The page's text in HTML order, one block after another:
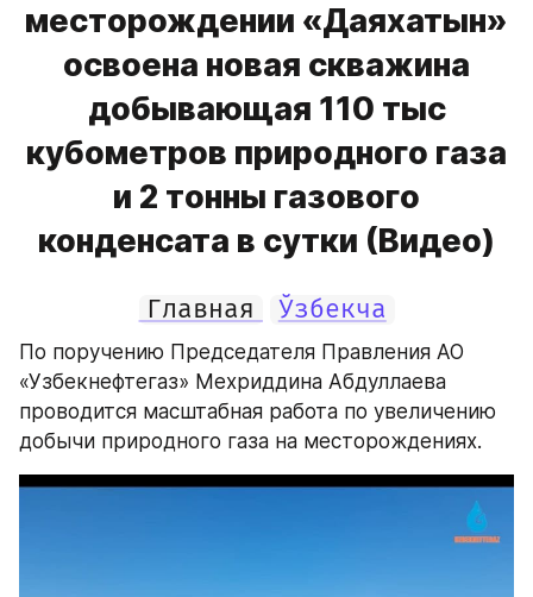
месторождении «Даяхатын»
освоена новая скважина
добывающая 110 тыс
кубометров природного газа
и 2 тонны газового
конденсата в сутки (Видео)
Главная Ўзбекча
По поручению Председателя Правления АО
«Узбекнефтегаз» Мехриддина Абдуллаева
проводится масштабная работа по увеличению
добычи природного газа на месторождениях.